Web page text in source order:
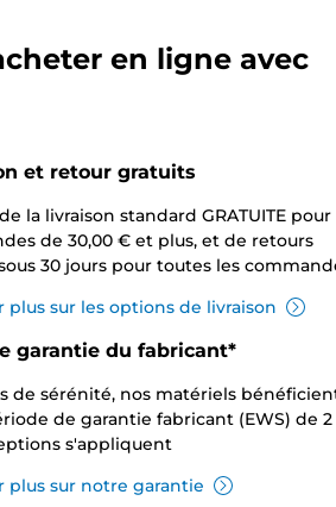
en ligne avec
et retour gratuits
la livraison standard GRATUITE pour
de 30,00 € et plus, et de retours
30 jours pour toutes les
plus sur les options de livraison
garantie du fabricant*
de sérénité, nos matériels
de garantie fabricant (EWS) de 2
s'appliquent
plus sur notre garantie